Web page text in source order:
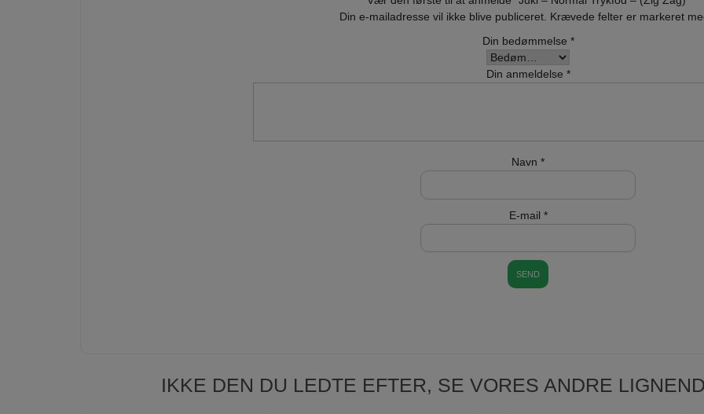
Din e-mailadresse vil ikke blive publiceret. Krævede felter er markeret
Din bedømmelse *
Din anmeldelse *
Navn *
E-mail *
IKKE DEN DU LEDTE EFTER, SE VORES ANDRE